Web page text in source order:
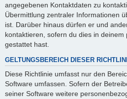
angegebenen Kontaktdaten zu
Übermittlung zentraler Informationen
ist. Darüber hinaus dürfen er und
kontaktieren, sofern du dies in deinem
gestattet hast.
GELTUNGSBEREICH DIESER
Diese Richtlinie umfasst nur den
Software umfassen. Sofern der
seiner Software weitere